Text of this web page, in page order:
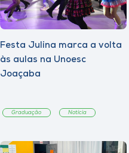
Festa Julina marca a volta
às aulas na Unoesc
Joaçaba
Graduação Notícia